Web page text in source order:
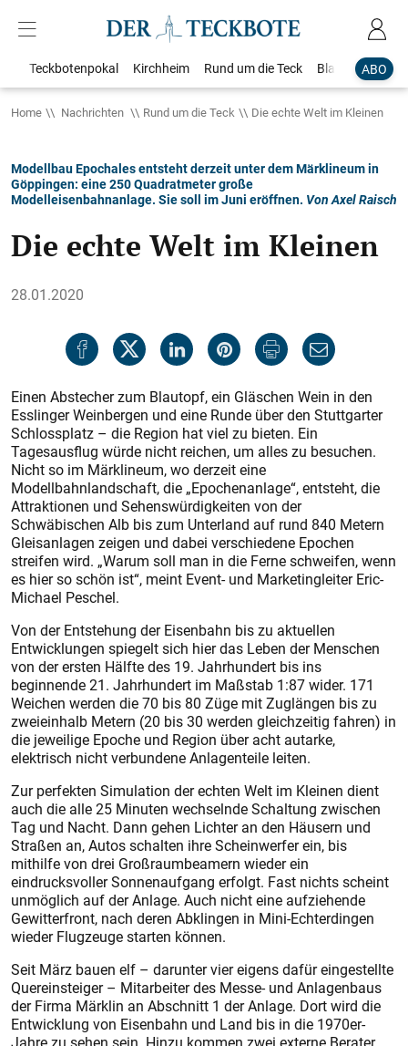
ABO
Teckbotenpokal Kirchheim Rund um die Teck Blaulicht
Home Nachrichten Rund um die Teck Die echte Welt im Kleinen
Modellbau Epochales entsteht derzeit unter dem Märklineum in
Göppingen: eine 250 Quadratmeter große
Modelleisenbahnanlage. Sie soll im Juni eröffnen. Von Axel Raisch
Die echte Welt im Kleinen
28.01.2020
Einen Abstecher zum Blautopf, ein Gläschen Wein in den
Esslinger Weinbergen und eine Runde über den Stuttgarter
Schlossplatz – die Region hat viel zu bieten. Ein
Tagesausflug würde nicht reichen, um alles zu besuchen.
Nicht so im Märklineum, wo derzeit eine
Modellbahnlandschaft, die „Epochenanlage“, entsteht, die
Attraktionen und Sehenswürdigkeiten von der
Schwäbischen Alb bis zum Unterland auf rund 840 Metern
Gleisanlagen zeigen und dabei verschiedene Epochen
streifen wird. „Warum soll man in die Ferne schweifen, wenn
es hier so schön ist“, meint Event- und Marketingleiter Eric-
Michael Peschel.
Von der Entstehung der Eisenbahn bis zu aktuellen
Entwicklungen spiegelt sich hier das Leben der Menschen
von der ersten Hälfte des 19. Jahrhundert bis ins
beginnende 21. Jahrhundert im Maßstab 1:87 wider. 171
Weichen werden die 70 bis 80 Züge mit Zuglängen bis zu
zweieinhalb Metern (20 bis 30 werden gleichzeitig fahren) in
die jeweilige Epoche und Region über acht autarke,
elektrisch nicht verbundene Anlagenteile leiten.
Zur perfekten Simulation der echten Welt im Kleinen dient
auch die alle 25 Minuten wechselnde Schaltung zwischen
Tag und Nacht. Dann gehen Lichter an den Häusern und
Straßen an, Autos schalten ihre Scheinwerfer ein, bis
mithilfe von drei Großraum­beamern wieder ein
eindrucksvoller Sonnenaufgang erfolgt. Fast nichts scheint
unmöglich auf der Anlage. Auch nicht eine aufziehende
Gewitterfront, nach deren Abklingen in Mini-Echterdingen
wieder Flugzeuge starten können.
Seit März bauen elf – darunter vier eigens dafür eingestellte
Quereinsteiger – Mitarbeiter des Messe- und Anlagenbaus
der Firma Märklin an Abschnitt 1 der Anlage. Dort wird die
Entwicklung von Eisenbahn und Land bis in die 1970er-